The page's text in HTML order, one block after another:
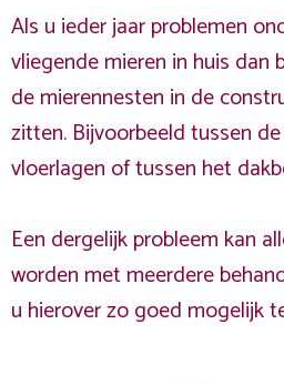
Als u ieder jaar problemen
vliegende mieren in huis dan
de mierennesten in de
zitten. Bijvoorbeeld tussen
vloerlagen of tussen het
Een dergelijk probleem kan
worden met meerdere
u hierover zo goed mogelijk